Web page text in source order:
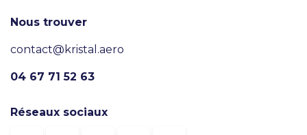
Nous trouver
contact@kristal.aero
04 67 71 52 63
Réseaux sociaux